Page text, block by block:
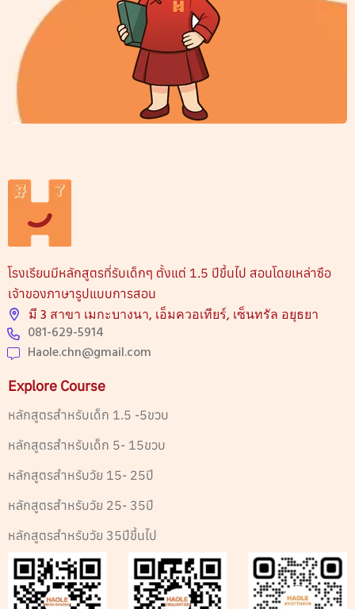
โรงเรียนมีหลักสูตรที่รับเด็กๆ ตั้งแต่ 1.5 ปีขึ้นไป สอนโดยเหล่าซือ
เจ้าของภาษารูปแบบการสอน
มี 3 สาขา เมกะบางนา, เอ็มควอเทียร์, เซ็นทรัล อยุธยา
081-629-5914
Haole.chn@gmail.com
Explore Course
หลักสูตรสำหรับเด็ก 1.5 -5ขวบ
หลักสูตรสำหรับเด็ก 5- 15ขวบ
หลักสูตรสำหรับวัย 15- 25ปี
หลักสูตรสำหรับวัย 25- 35ปี
หลักสูตรสำหรับวัย 35ปีขึ้นไป